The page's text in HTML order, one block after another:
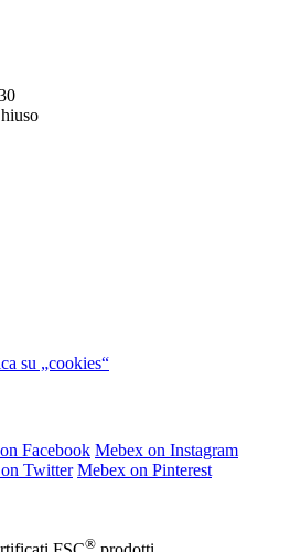
su „cookies“
Facebook Mebex on Instagram
Twitter Mebex on Pinterest
®